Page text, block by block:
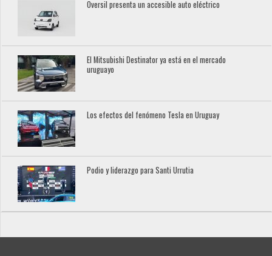
Oversil presenta un accesible auto eléctrico
El Mitsubishi Destinator ya está en el mercado
uruguayo
Los efectos del fenómeno Tesla en Uruguay
Podio y liderazgo para Santi Urrutia